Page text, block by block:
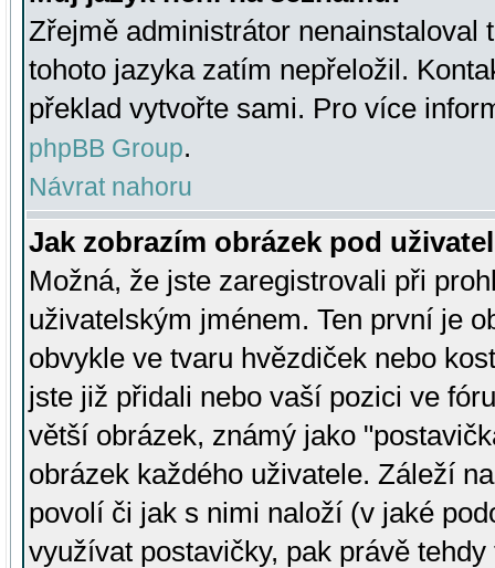
Zřejmě administrátor nenainstaloval
tohoto jazyka zatím nepřeložil.
překlad vytvořte sami. Pro více
phpBB Group.
Návrat nahoru
Jak zobrazím obrázek pod
Možná, že jste zaregistrovali při
uživatelským jménem. Ten první je
obvykle ve tvaru hvězdiček nebo
jste již přidali nebo vaší pozici ve
větší obrázek, známý jako
obrázek každého uživatele. Záleží
povolí či jak s nimi naloží (v jaké
využívat postavičky, pak právě